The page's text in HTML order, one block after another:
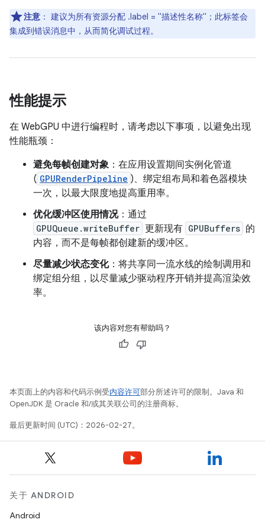
注意 ： 建议为所有资源分配 .label = "描述性名称"；此标签会
集成到错误消息中，从而简化调试过程。
性能提示
在 WebGPU 中进行编程时，请考虑以下事项，以避免出现
性能瓶颈：
避免每帧创建对象 ：在应用设置期间实例化管道
( GPURenderPipeline )、绑定组布局和着色器模块
一次，以最大限度地提高重用率。
优化缓冲区使用情况：通过
GPUQueue.writeBuffer 更新现有 GPUBuffers 的
内容，而不是每帧都创建新的缓冲区。
尽量减少状态变化：将共享同一流水线的绘制调用和
绑定组分组，以尽量减少驱动程序开销并提高渲染效
率。
该内容对您有帮助吗？
本页面上的内容和代码示例受内容许可部分所述许可的限制。Java 和
OpenJDK 是 Oracle 和/或其关联公司的注册商标。
最后更新时间 (UTC)：2026-02-27。
关于 ANDROID
Android